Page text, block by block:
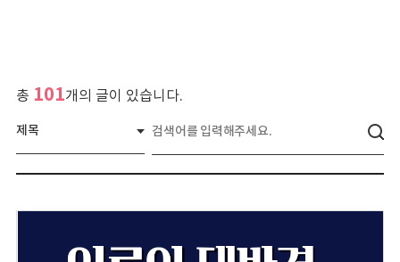
총 101개의 글이 있습니다.